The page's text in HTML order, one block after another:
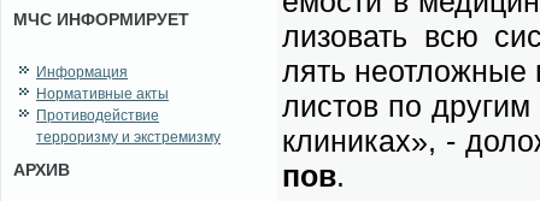
МЧС ИНФОРМИРУЕТ
Информация
Нормативные акты
Противодействие
терроризму и экстремизму
АРХИВ
ли­зо­вать всю
лять
ли­стов по
кли­ни­ках», -
пов.